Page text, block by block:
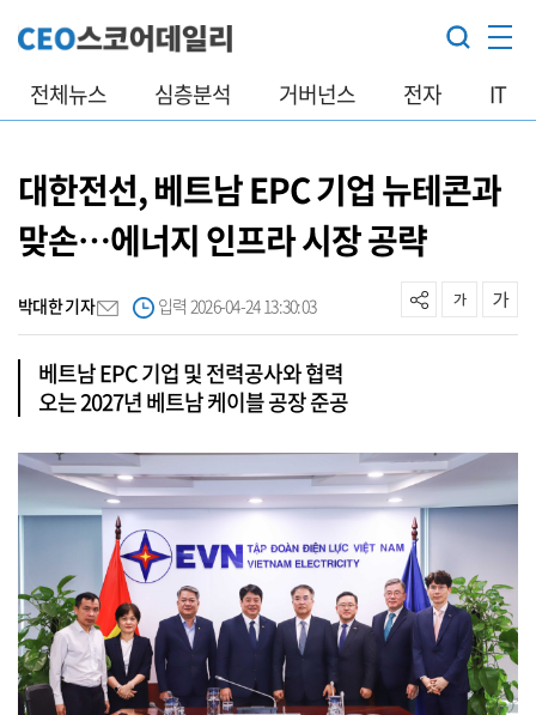
전체뉴스 심층분석 거버넌스 전자 IT
대한전선, 베트남 EPC 기업 뉴테콘과
맞손…에너지 인프라 시장 공략
박대한 기자 입력 2026-04-24 13:30:03
베트남 EPC 기업 및 전력공사와 협력
오는 2027년 베트남 케이블 공장 준공